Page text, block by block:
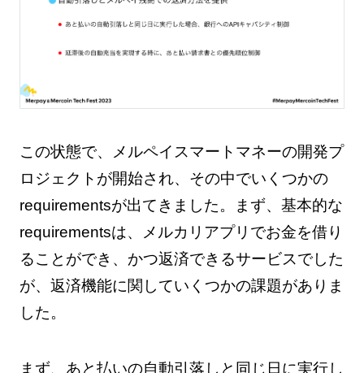
この状態で、メルペイスマートマネーの開発プ
ロジェクトが開始され、その中でいくつかの
requirementsが出てきました。まず、基本的な
requirementsは、メルカリアプリでお金を借り
ることができ、かつ返済できるサービスでした
が、返済機能に関していくつかの課題がありま
した。
まず、あと払いの自動引落しと同じ日に実行し